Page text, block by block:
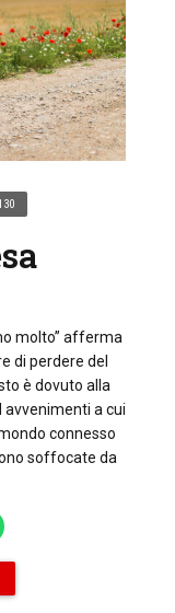
molto” afferma
di perdere del
è dovuto alla
a cui
connesso
soffocate da